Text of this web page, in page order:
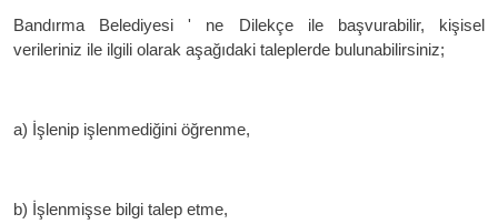
Bandırma Belediyesi ' ne Dilekçe ile başvurabilir, kişisel
verileriniz ile ilgili olarak aşağıdaki taleplerde bulunabilirsiniz;
a) İşlenip işlenmediğini öğrenme,
b) İşlenmişse bilgi talep etme,